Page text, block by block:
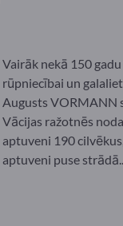
Vairāk nekā 150
rūpniecībai un
Augusts VORMANN
Vācijas ražotnēs
aptuveni 190
aptuveni puse strādā...